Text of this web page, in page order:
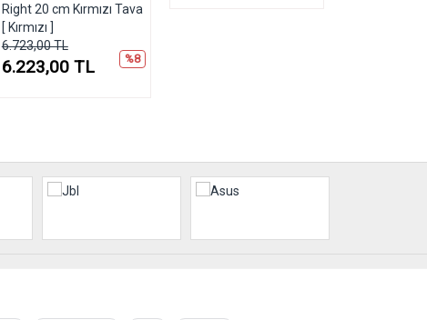
Right 20 cm Kırmızı Tava
[ Kırmızı ]
6.723,00 TL
%8
6.223,00 TL